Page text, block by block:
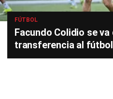
FÚTBOL
Facundo Colidio se
transferencia al